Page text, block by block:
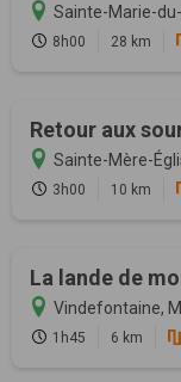
Sainte-Marie-
8h00 28 km
Retour aux
Sainte-Mère-
3h00 10 km
La lande de
Vindefontaine,
1h45 6 km